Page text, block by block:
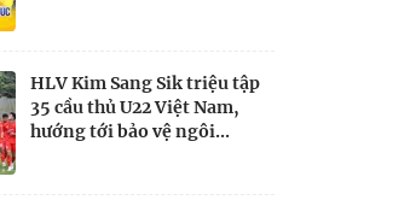
HLV Kim Sang Sik triệu tập
35 cầu thủ U22 Việt Nam,
hướng tới bảo vệ ngôi...